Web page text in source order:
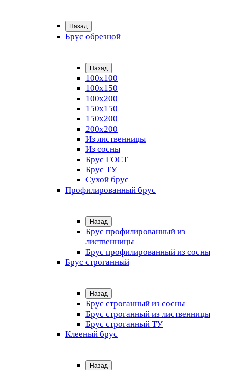
Назад
Брус обрезной
Назад
100х100
100х150
100х200
150х150
150х200
200х200
Из лиственницы
Из сосны
Брус ГОСТ
Брус ТУ
Сухой брус
Профилированный брус
Назад
Брус профилированный из
лиственницы
Брус профилированный из сосны
Брус строганный
Назад
Брус строганный из сосны
Брус строганный из лиственницы
Брус строганный ТУ
Клееный брус
Назад